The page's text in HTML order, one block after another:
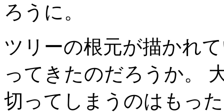
ろうに。
ツリーの根元が描かれ
ってきたのだろうか。
切ってしまうのはもっ